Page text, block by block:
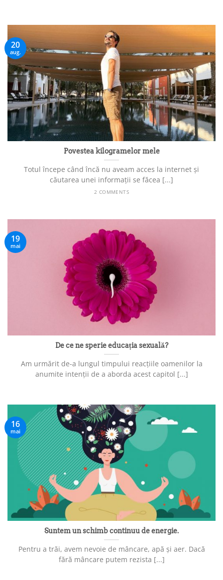
Povestea kilogramelor mele
Totul începe când încă nu aveam acces la internet și
căutarea unei informații se făcea [...]
2 COMMENTS
20
aug.
De ce ne sperie educația sexuală?
Am urmărit de-a lungul timpului reacțiile oamenilor la
anumite intenții de a aborda acest capitol [...]
19
mai
Suntem un schimb continuu de energie.
Pentru a trăi, avem nevoie de mâncare, apă și aer. Dacă
fără mâncare putem rezista [...]
16
mai